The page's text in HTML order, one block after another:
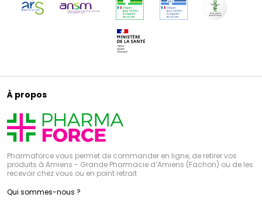
À propos
Pharmaforce vous permet de commander en ligne, de retirer vos
produits à Amiens - Grande Pharmacie d’Amiens (Fachon) ou de les
recevoir chez vous ou en point retrait
Qui sommes-nous ?